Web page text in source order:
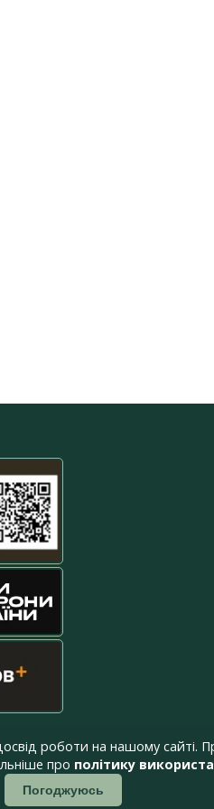
роботи на нашому сайті.
про політику
Погоджуюсь